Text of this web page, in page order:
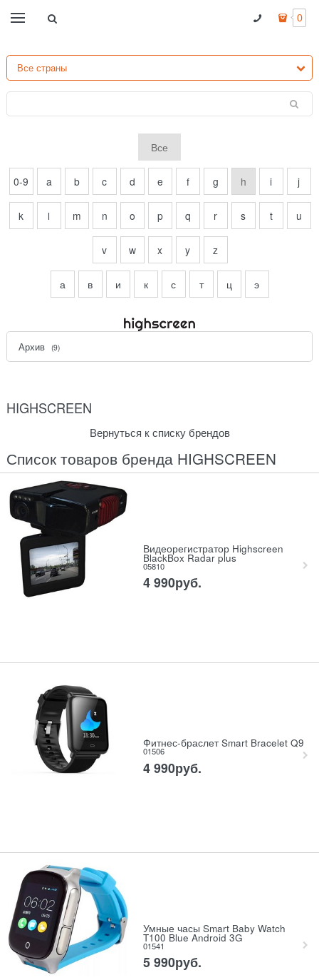
0
Все
0-9 a b c d e f g h i j
k l m n o p q r s t u
v w x y z
а в и к с т ц э
Архив (9)
HIGHSCREEN
Вернуться к списку брендов
Список товаров бренда HIGHSCREEN
Видеорегистратор Highscreen
BlackBox Radar plus
05810
4 990руб.
Фитнес-браслет Smart Bracelet Q9
01506
4 990руб.
Умные часы Smart Baby Watch
T100 Blue Android 3G
01541
5 990руб.